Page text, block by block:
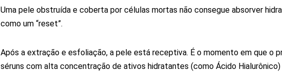
Uma pele obstruída e coberta por células mortas não consegue absorver
como um “reset”.
Após a extração e esfoliação, a pele está receptiva. É o momento em que o
séruns com alta concentração de ativos hidratantes (como Ácido